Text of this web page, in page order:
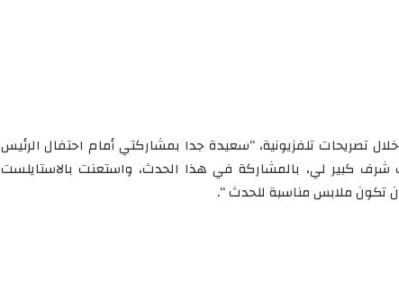
تصريحات تلفزيونية، “سعيدة جدا بمشاركتي أمام احتفال الرئيس
كبير لي، بالمشاركة في هذا الحدث، واستعنت بالاستايلست
تكون ملابس مناسبة للحدث “.